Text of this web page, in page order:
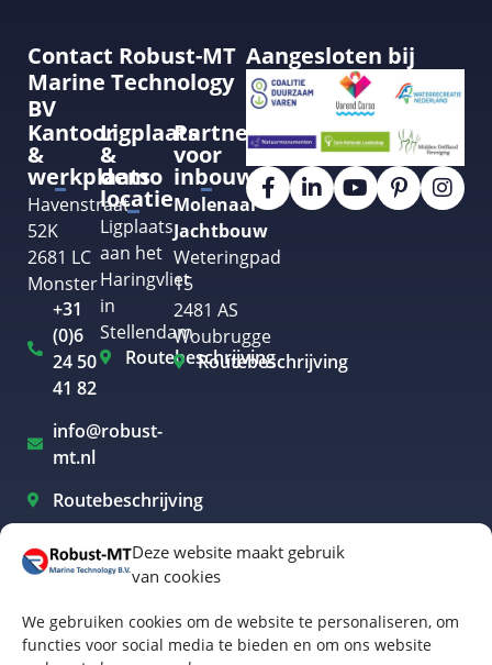
Deze website maakt gebruik
van cookies
We gebruiken cookies om de website te personaliseren, om
functies voor social media te bieden en om ons website
Contact Robust-MT
Marine Technology
BV
Kantoor
&
werkplaats
Havenstraat
52K
2681 LC
Monster
+31
(0)6
24 50
41 82
info@robust-
mt.nl
Routebeschrijving
Ligplaats
&
demo
locatie
Ligplaats
aan het
Haringvliet
in
Stellendam
Routebeschrijving
Partner
voor
inbouw
Molenaar
Jachtbouw
Weteringpad
15
2481 AS
Woubrugge
Routebeschrijving
Aangesloten bij
Elektrisch varen Westland
Elektrisch varen Rotterdam